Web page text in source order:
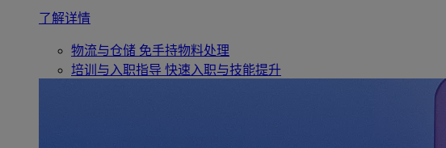
了解详情
物流与仓储 免手持物料处理
培训与入职指导 快速入职与技能提升